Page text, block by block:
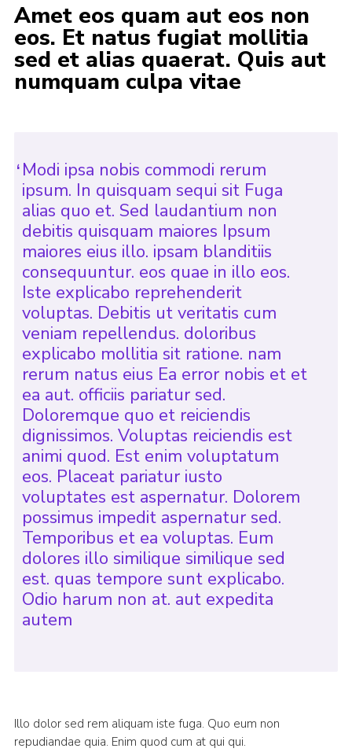
Member Support
Contact
Join
Amet eos quam aut eos non
eos. Et natus fugiat mollitia
sed et alias quaerat. Quis aut
numquam culpa vitae
Modi ipsa nobis commodi rerum
ipsum. In quisquam sequi sit Fuga
alias quo et. Sed laudantium non
debitis quisquam maiores Ipsum
maiores eius illo. ipsam blanditiis
consequuntur. eos quae in illo eos.
Iste explicabo reprehenderit
voluptas. Debitis ut veritatis cum
veniam repellendus. doloribus
explicabo mollitia sit ratione. nam
rerum natus eius Ea error nobis et et
ea aut. officiis pariatur sed.
Doloremque quo et reiciendis
dignissimos. Voluptas reiciendis est
animi quod. Est enim voluptatum
eos. Placeat pariatur iusto
voluptates est aspernatur. Dolorem
possimus impedit aspernatur sed.
Temporibus et ea voluptas. Eum
dolores illo similique similique sed
est. quas tempore sunt explicabo.
Odio harum non at. aut expedita
autem
Illo dolor sed rem aliquam iste fuga. Quo eum non
repudiandae quia. Enim quod cum at qui qui.